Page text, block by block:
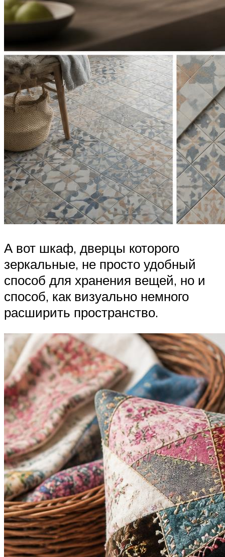
А вот шкаф, дверцы которого
зеркальные, не просто удобный
способ для хранения вещей, но и
способ, как визуально немного
расширить пространство.